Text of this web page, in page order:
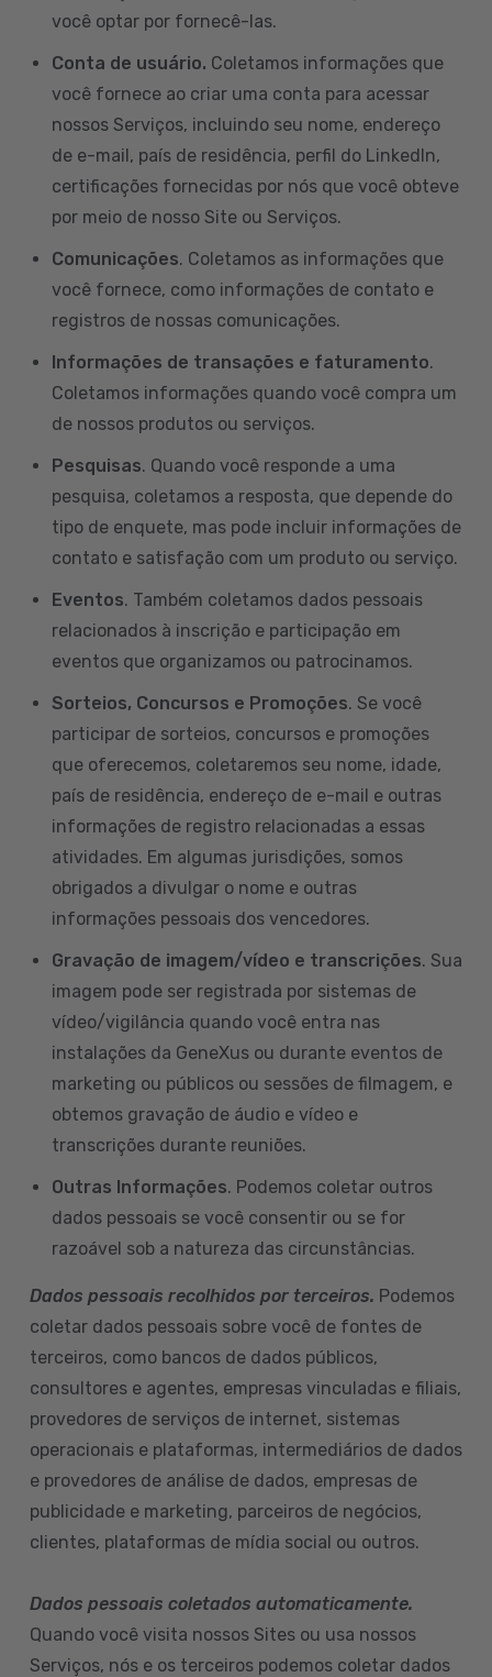
você optar por fornecê-las.
Conta de usuário. Coletamos informações que
você fornece ao criar uma conta para acessar
nossos Serviços, incluindo seu nome, endereço
de e-mail, país de residência, perfil do LinkedIn,
certificações fornecidas por nós que você obteve
por meio de nosso Site ou Serviços.
Comunicações. Coletamos as informações que
você fornece, como informações de contato e
registros de nossas comunicações.
Informações de transações e faturamento.
Coletamos informações quando você compra um
de nossos produtos ou serviços.
Pesquisas. Quando você responde a uma
pesquisa, coletamos a resposta, que depende do
tipo de enquete, mas pode incluir informações de
contato e satisfação com um produto ou serviço.
Eventos. Também coletamos dados pessoais
relacionados à inscrição e participação em
eventos que organizamos ou patrocinamos.
Sorteios, Concursos e Promoções. Se você
participar de sorteios, concursos e promoções
que oferecemos, coletaremos seu nome, idade,
país de residência, endereço de e-mail e outras
informações de registro relacionadas a essas
atividades. Em algumas jurisdições, somos
obrigados a divulgar o nome e outras
informações pessoais dos vencedores.
Gravação de imagem/vídeo e transcrições. Sua
imagem pode ser registrada por sistemas de
vídeo/vigilância quando você entra nas
instalações da GeneXus ou durante eventos de
marketing ou públicos ou sessões de filmagem, e
obtemos gravação de áudio e vídeo e
transcrições durante reuniões.
Outras Informações. Podemos coletar outros
dados pessoais se você consentir ou se for
razoável sob a natureza das circunstâncias.
Dados pessoais recolhidos por terceiros. Podemos
coletar dados pessoais sobre você de fontes de
terceiros, como bancos de dados públicos,
consultores e agentes, empresas vinculadas e filiais,
provedores de serviços de internet, sistemas
operacionais e plataformas, intermediários de dados
e provedores de análise de dados, empresas de
publicidade e marketing, parceiros de negócios,
clientes, plataformas de mídia social ou outros.
Dados pessoais coletados automaticamente.
Quando você visita nossos Sites ou usa nossos
Serviços, nós e os terceiros podemos coletar dados